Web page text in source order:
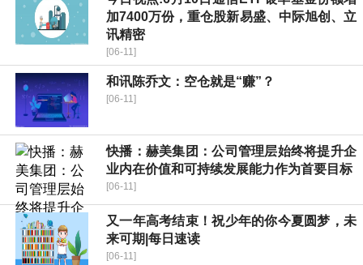
加7400万份，重仓股新易盛、中际旭创、立
讯精密
[06-11]
和讯陈乔文：空仓就是“赚”？
[06-11]
快播：赫美集团：公司管理层始终将提升企
业内在价值和可持续发展能力作为首要目标
[06-11]
又一年高考结束！祝少年的你今夏圆梦，未
来可期|每日速读
[06-11]